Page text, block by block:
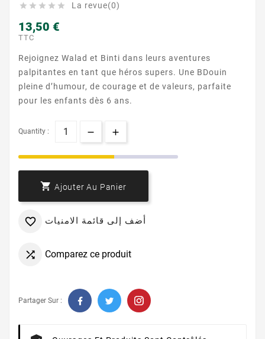
     La revue(0)
13,50 €
TTC
Rejoignez Walad et Binti dans leurs aventures
palpitantes en tant que héros supers. Une BDouin
pleine d’humour, de courage et de valeurs, parfaite
pour les enfants dès 6 ans.
Quantity :
 Ajouter Au Panier
 أضف إلى قائمة الامنيات
 Comparez ce produit
Partager Sur :